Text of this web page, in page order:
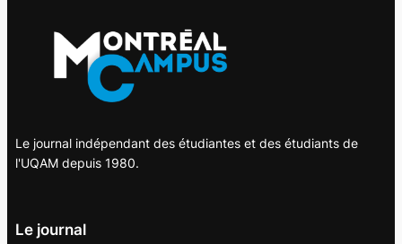
Le journal indépendant des étudiantes et des étudiants de
l'UQAM depuis 1980.
Le journal